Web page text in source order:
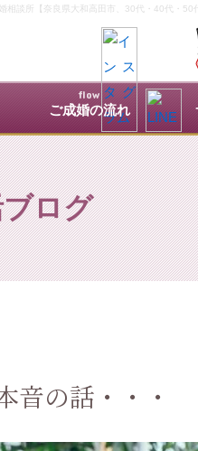
相談所【奈良県大和高田市、30代・40代・50
flow
ご成婚の流れ
ログ
音の話・・・